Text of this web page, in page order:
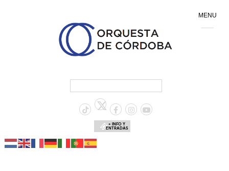
+ INFO Y
ENTRADAS
MENU